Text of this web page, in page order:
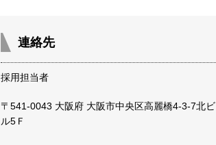
連絡先
採用担当者
〒541-0043 大阪府 大阪市中央区高麗橋4-3-7北ビ
ル5Ｆ